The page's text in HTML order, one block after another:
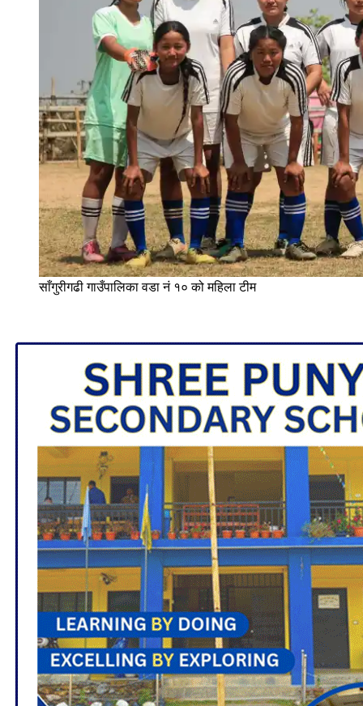
साँगुरीगढी गाउँपालिका वडा नं १० को महिला टीम